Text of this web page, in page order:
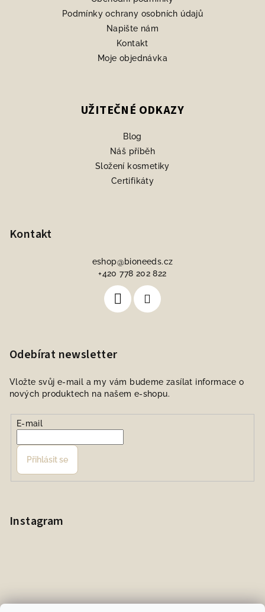
Podmínky ochrany osobních údajů
Napište nám
Kontakt
Moje objednávka
UŽITEČNÉ ODKAZY
Blog
Náš příběh
Složení kosmetiky
Certifikáty
Kontakt
eshop@bioneeds.cz
+420 778 202 822
Odebírat newsletter
Vložte svůj e-mail a my vám budeme zasílat informace o
nových produktech na našem e-shopu.
E-mail
Přihlásit se
Instagram